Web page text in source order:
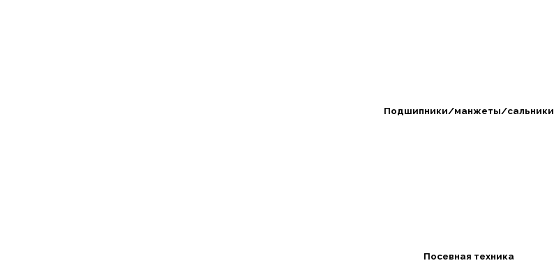
Подшипники/манжеты/сальники
Посевная техника